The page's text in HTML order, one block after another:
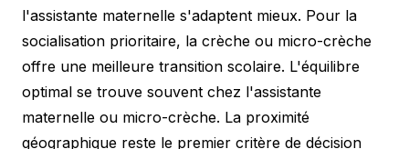
l'assistante maternelle s'adaptent mieux. Pour la
socialisation prioritaire, la crèche ou micro-crèche
offre une meilleure transition scolaire. L'équilibre
optimal se trouve souvent chez l'assistante
maternelle ou micro-crèche. La proximité
géographique reste le premier critère de décision